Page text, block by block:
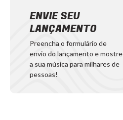
ENVIE SEU
LANÇAMENTO
Preencha o formulário de
envio do lançamento e mostre
a sua música para milhares de
pessoas!